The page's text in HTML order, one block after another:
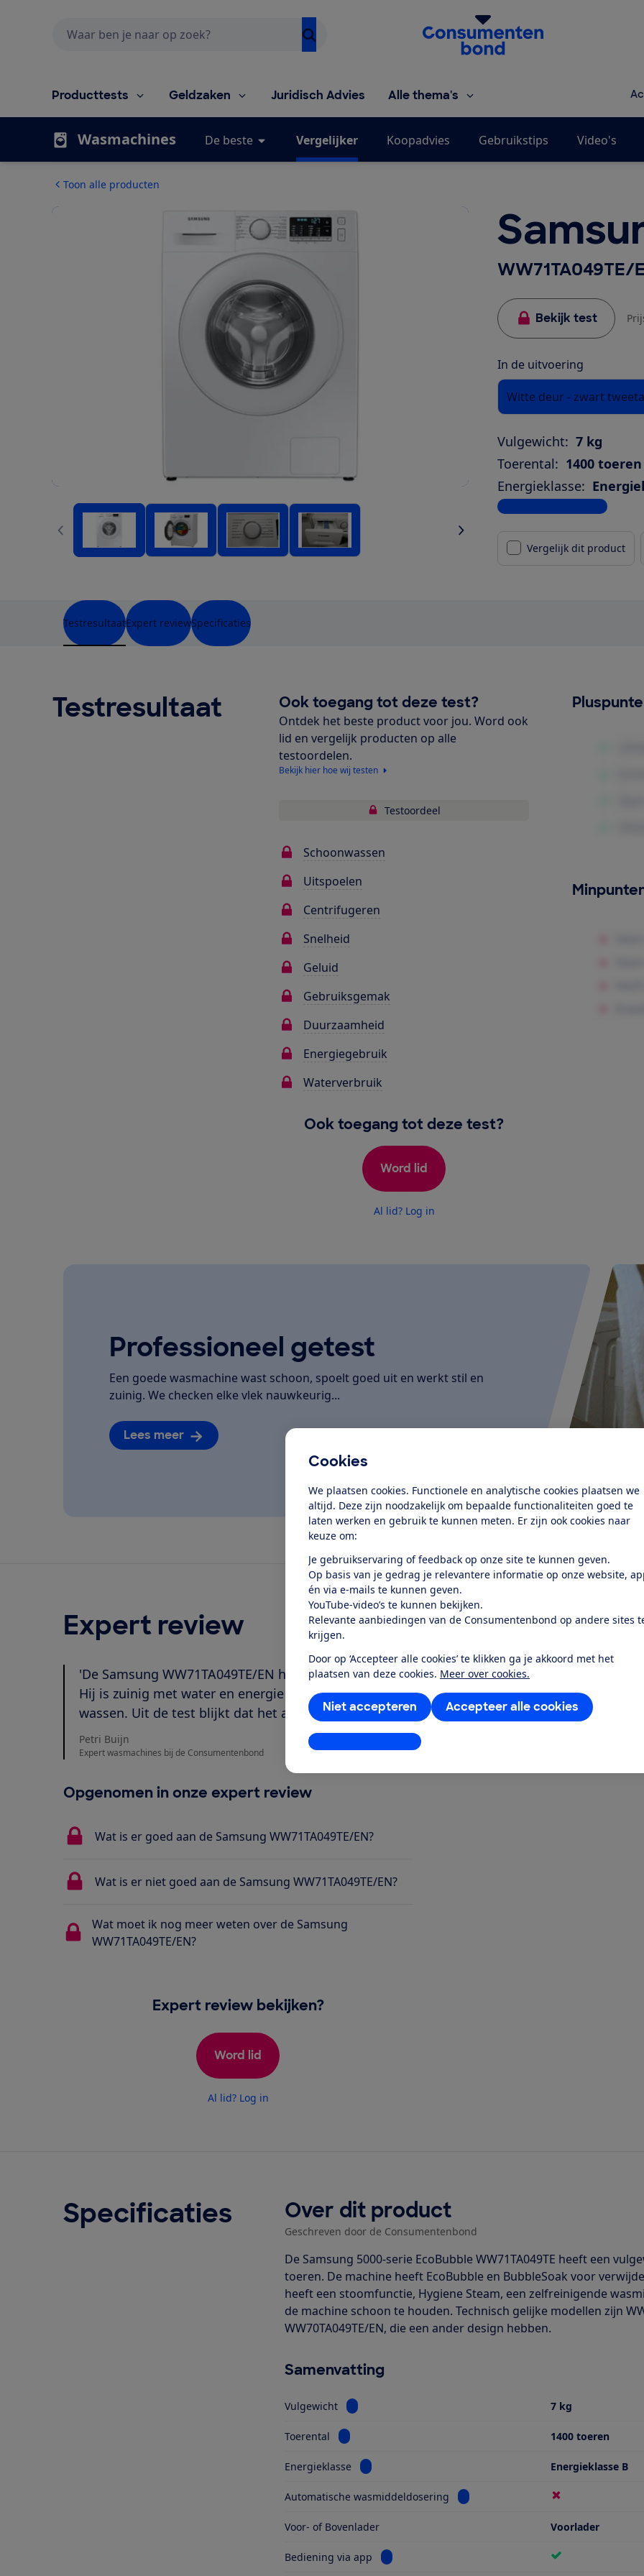
Cookies
We plaatsen cookies. Functionele en analytische cookies plaatsen we
altijd. Deze zijn noodzakelijk om bepaalde functionaliteiten goed te
laten werken en gebruik te kunnen meten. Er zijn ook cookies naar
keuze om:
Je gebruikservaring of feedback op onze site te kunnen geven.
Op basis van je gedrag je relevantere informatie op onze website,
én via e-mails te kunnen geven.
YouTube-video’s te kunnen bekijken.
Relevante aanbiedingen van de Consumentenbond op andere sites
krijgen.
Door op ‘Accepteer alle cookies’ te klikken ga je akkoord met het
plaatsen van deze cookies. Meer over cookies.
Accepteer alle cookies
Niet accepteren
Instellingen aanpassen
Homepage van de Consumentenbond
Producttests Geldzaken Juridisch Advies Alle thema's
Wasmachines De beste Vergelijker Koopadvies Gebruikstips Video's
Toon alle producten
WW71TA049TE/
Bekijk test
In de uitvoering
Witte deur - zwart
Vulgewicht: 7 kg
Toerental: 1400 toeren
Energieklasse:
Bekijk alle specificaties
Vergelijk dit product
TestresultaatExpert reviewSpecificaties
Testresultaat Ook toegang tot deze test?
Ontdek het beste product voor jou. Word ook
lid en vergelijk producten op alle
testoordelen.
Bekijk hier hoe wij testen
Testoordeel
Schoonwassen
Uitspoelen
Centrifugeren
Snelheid
Geluid
Gebruiksgemak
Duurzaamheid
Energiegebruik
Waterverbruik
Ook toegang tot deze test?
Word lid
Al lid? Log in
Professioneel getest
Een goede wasmachine wast schoon, spoelt goed uit en werkt stil en
zuinig. We checken elke vlek nauwkeurig...
Lees meer
Expert review
'De Samsung WW71TA049TE/EN heeft een uitstekende prijs-kwaliteitverhouding.
Hij is zuinig met water en energie en weet het wasgoed toch goed schoon te
wassen. Uit de test blijkt dat het apparaat ook een aantal minpuntjes heeft.'
Petri Buijn
Expert wasmachines bij de Consumentenbond
Opgenomen in onze expert review
Wat is er goed aan de Samsung WW71TA049TE/EN?
Wat is er niet goed aan de Samsung WW71TA049TE/EN?
Wat moet ik nog meer weten over de Samsung
WW71TA049TE/EN?
Expert review bekijken?
Word lid
Al lid? Log in
Specificaties Over dit product
Geschreven door de Consumentenbond
De Samsung 5000-serie EcoBubble WW71TA049TE heeft een
toeren. De machine heeft EcoBubble en BubbleSoak voor
heeft een stoomfunctie, Hygiene Steam, een zelfreinigende
de machine schoon te houden. Technisch gelijke modellen zijn
WW70TA049TE/EN, die een ander design hebben.
Samenvatting
Vulgewicht Bekijk informatie voor Vulgewicht 7 kg
Toerental Bekijk informatie voor Toerental 1400 toeren
Energieklasse Bekijk informatie voor Energieklasse Energieklasse B
Automatische wasmiddeldosering Bekijk informatie voor Automatische
Voor- of Bovenlader Voorlader
Bediening via app Bekijk informatie voor Bediening via app